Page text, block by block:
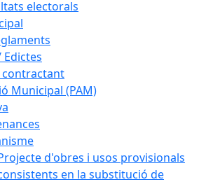
electorals
contractant
Municipal (PAM)
d'obres i usos provisionals
en la substitució de